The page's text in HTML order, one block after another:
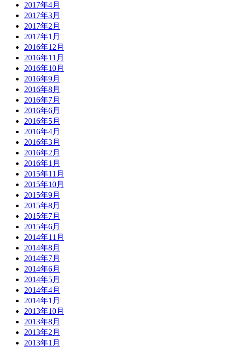
2017年4月
2017年3月
2017年2月
2017年1月
2016年12月
2016年11月
2016年10月
2016年9月
2016年8月
2016年7月
2016年6月
2016年5月
2016年4月
2016年3月
2016年2月
2016年1月
2015年11月
2015年10月
2015年9月
2015年8月
2015年7月
2015年6月
2014年11月
2014年8月
2014年7月
2014年6月
2014年5月
2014年4月
2014年1月
2013年10月
2013年8月
2013年2月
2013年1月